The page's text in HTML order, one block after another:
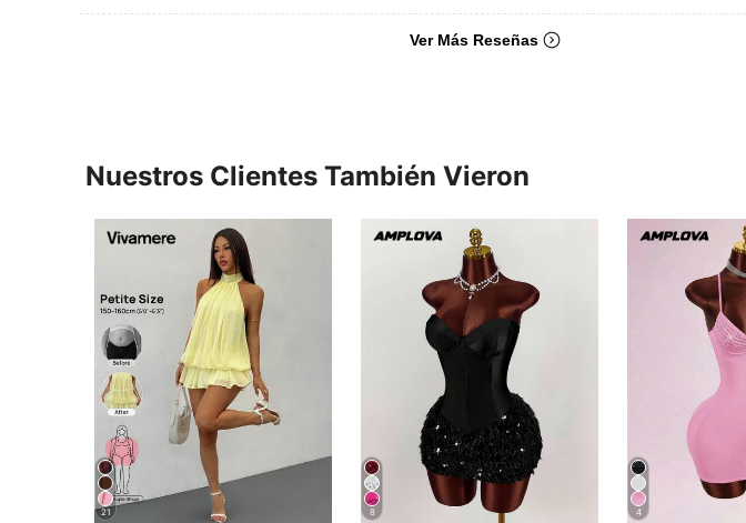
Ver Más Reseñas
Nuestros Clientes También Vieron
21 8 4